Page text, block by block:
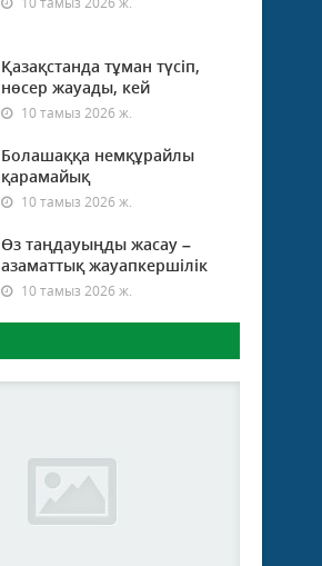
Қазақстанда тұман түсіп,
нөсер жауады, кей
10 тамыз 2026 ж.
Болашаққа немқұрайлы
қарамайық
10 тамыз 2026 ж.
Өз таңдауыңды жасау –
азаматтық жауапкершілік
10 тамыз 2026 ж.